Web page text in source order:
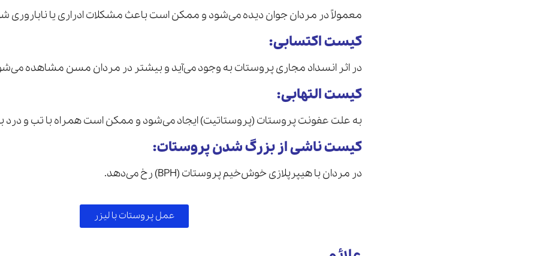
معمولاً در مردان جوان دیده می‌شود و ممکن است باعث مشکلات ادراری یا ناباروری
کیست اکتسابی:
در اثر انسداد مجاری پروستات به وجود می‌آید و بیشتر در مردان مسن مشاهده
کیست التهابی:
به علت عفونت پروستات (پروستاتیت) ایجاد می‌شود و ممکن است همراه با تب و درد
کیست ناشی از بزرگ شدن پروستات:
در مردان با هیپرپلازی خوش‌خیم پروستات (BPH) رخ می‌دهد.
عمل پروستات با لیزر